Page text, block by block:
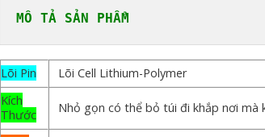
MÔ TẢ SẢN PHẨM
Lõi Pin
Lõi Cell Lithium-Polymer
Kích
Thước
Nhỏ gọn có thể bỏ túi đi khắp nơi mà